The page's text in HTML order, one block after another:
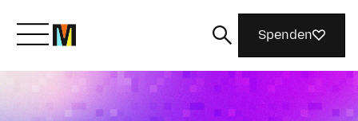
Lernen Sie Mozilla kennen
Spenden